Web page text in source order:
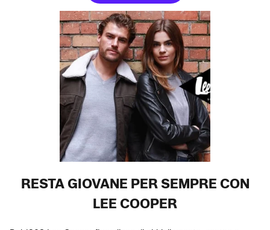
RESTA GIOVANE PER SEMPRE CON
LEE COOPER